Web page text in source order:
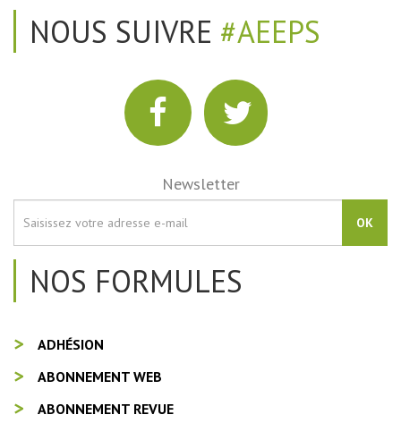
NOUS SUIVRE #AEEPS
Newsletter
OK
NOS FORMULES
ADHÉSION
ABONNEMENT WEB
ABONNEMENT REVUE